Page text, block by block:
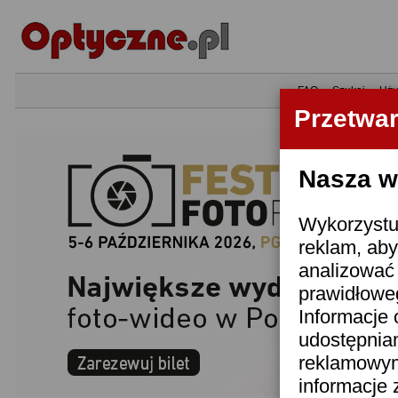
Nasza
reklam,
Informacje
informacje
•FAQ•Szukaj•